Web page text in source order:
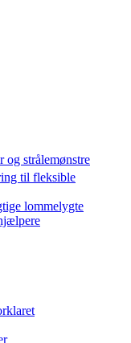
og strålemønstre
til fleksible
lommelygte